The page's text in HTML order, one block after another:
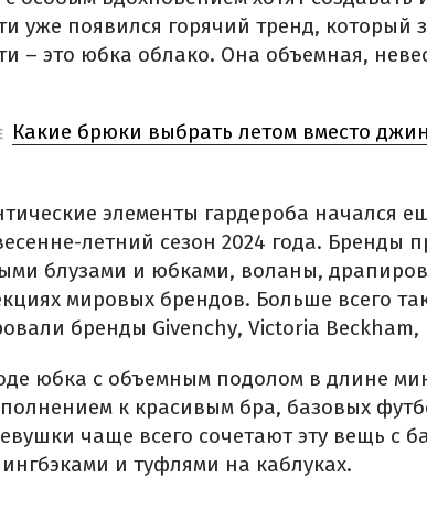
уже появился горячий тренд, который
– это юбка облако. Она объемная,
Какие брюки выбрать летом вместо
элементы гардероба начался
летний сезон 2024 года. Бренды
блузами и юбками, воланы,
мировых брендов. Больше всего
бренды Givenchy, Victoria Beckham,
юбка с объемным подолом в длине
к красивым бра, базовых
чаще всего сочетают эту вещь с
и туфлями на каблуках.